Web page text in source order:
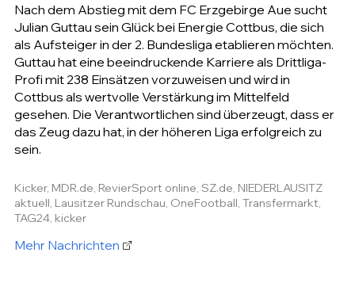
Nach dem Abstieg mit dem FC Erzgebirge Aue sucht
Julian Guttau sein Glück bei Energie Cottbus, die sich
als Aufsteiger in der 2. Bundesliga etablieren möchten.
Guttau hat eine beeindruckende Karriere als Drittliga-
Profi mit 238 Einsätzen vorzuweisen und wird in
Cottbus als wertvolle Verstärkung im Mittelfeld
gesehen. Die Verantwortlichen sind überzeugt, dass er
das Zeug dazu hat, in der höheren Liga erfolgreich zu
sein.
Kicker, MDR.de, RevierSport online, SZ.de, NIEDERLAUSITZ
aktuell, Lausitzer Rundschau, OneFootball, Transfermarkt,
TAG24, kicker
Mehr Nachrichten